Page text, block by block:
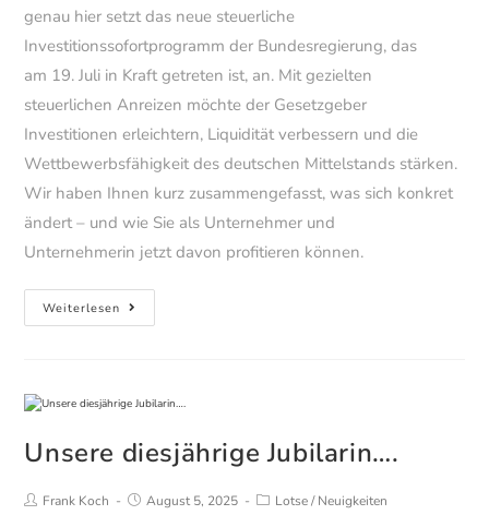
genau hier setzt das neue steuerliche
Investitionssofortprogramm der Bundesregierung, das
am 19. Juli in Kraft getreten ist, an. Mit gezielten
steuerlichen Anreizen möchte der Gesetzgeber
Investitionen erleichtern, Liquidität verbessern und die
Wettbewerbsfähigkeit des deutschen Mittelstands stärken.
Wir haben Ihnen kurz zusammengefasst, was sich konkret
ändert – und wie Sie als Unternehmer und
Unternehmerin jetzt davon profitieren können.
Weiterlesen
Investitionssofortprogramm –
Fördermassnahmen
1.Juli
2025
Unsere diesjährige Jubilarin….
Beitrags-
Frank Koch
Beitrag
August 5, 2025
Beitrags-
Lotse / Neuigkeiten